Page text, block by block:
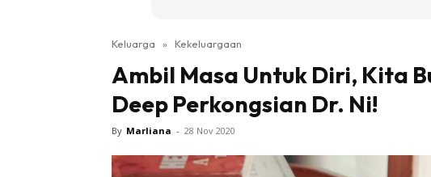
Keluarga » Kekeluargaan
Ambil Masa Untuk Diri, Kita
Deep Perkongsian Dr. Ni!
By Marliana - 28 Nov 2020